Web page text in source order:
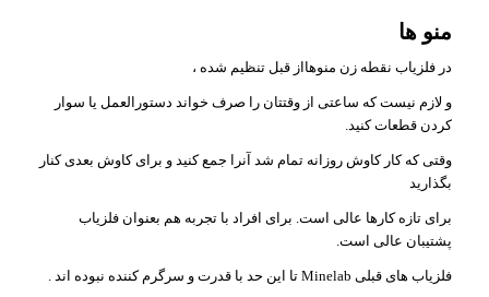
منو ها
در فلزیاب نقطه زن منوهااز قبل تنظیم شده ،
و لازم نیست که ساعتی از وقتتان را صرف خواند دستورالعمل یا سوار
کردن قطعات کنید.
وقتی که کار کاوش روزانه تمام شد آنرا جمع کنید و برای کاوش بعدی کنار
بگذارید
برای تازه کارها عالی است. برای افراد با تجربه هم بعنوان فلزیاب
پشتیبان عالی است.
فلزیاب های قبلی Minelab تا این حد با قدرت و سرگرم کننده نبوده اند .